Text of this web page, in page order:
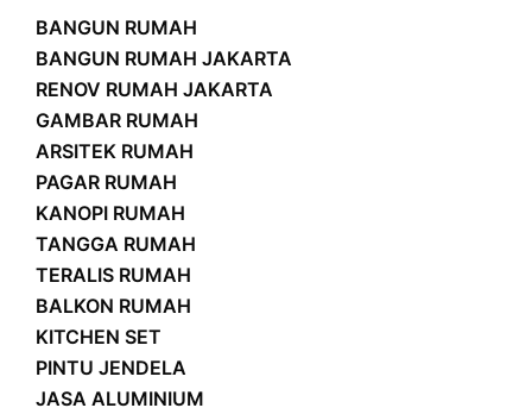
BANGUN RUMAH
BANGUN RUMAH JAKARTA
RENOV RUMAH JAKARTA
GAMBAR RUMAH
ARSITEK RUMAH
PAGAR RUMAH
KANOPI RUMAH
TANGGA RUMAH
TERALIS RUMAH
BALKON RUMAH
KITCHEN SET
PINTU JENDELA
JASA ALUMINIUM